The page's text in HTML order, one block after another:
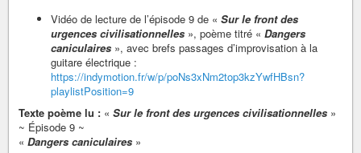
Vidéo de lecture de l’épisode 9 de « Sur le front des
urgences civilisationnelles », poème titré « Dangers
caniculaires », avec brefs passages d’improvisation à la
guitare électrique :
https://indymotion.fr/w/p/poNs3xNm2top3kzYwfHBsn?
playlistPosition=9
Texte poème lu : « Sur le front des urgences civilisationnelles »
~ Épisode 9 ~
« Dangers caniculaires »